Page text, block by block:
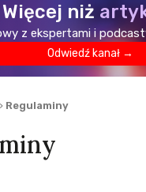
Więcej niż
z ekspertami i
Odwiedź kanał →
Regulaminy